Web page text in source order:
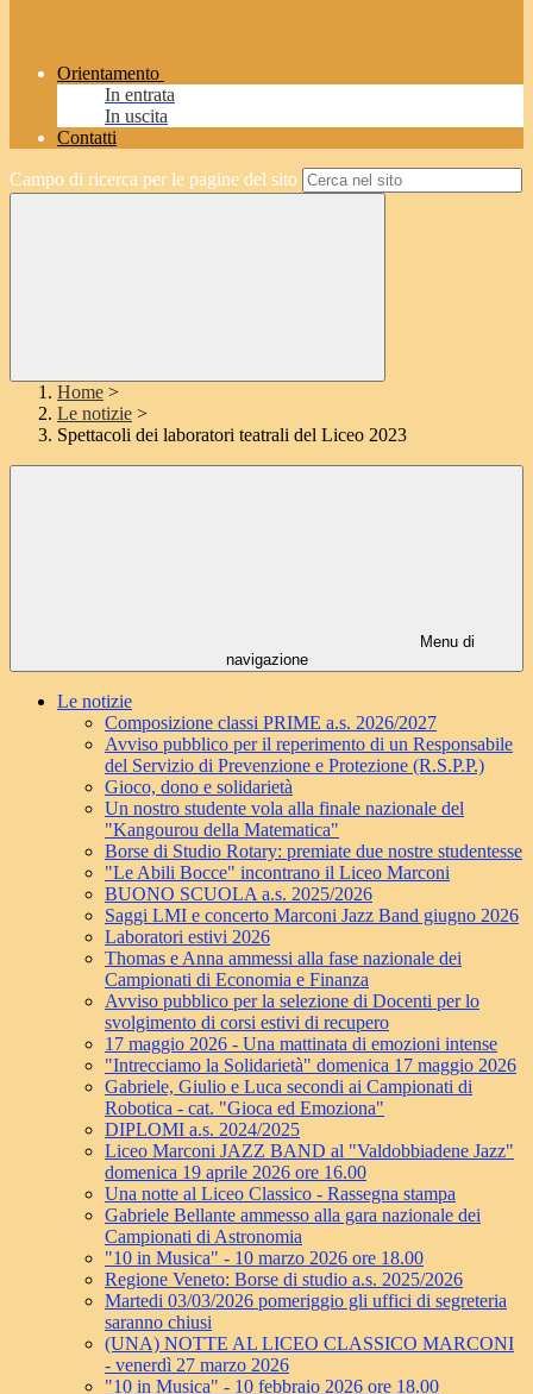
Orientamento
In entrata
In uscita
Contatti
Campo di ricerca per le pagine del sito
Home >
Le notizie >
Spettacoli dei laboratori teatrali del Liceo 2023
Menu di
navigazione
Le notizie
Composizione classi PRIME a.s. 2026/2027
Avviso pubblico per il reperimento di un Responsabile
del Servizio di Prevenzione e Protezione (R.S.P.P.)
Gioco, dono e solidarietà
Un nostro studente vola alla finale nazionale del
"Kangourou della Matematica"
Borse di Studio Rotary: premiate due nostre studentesse
"Le Abili Bocce" incontrano il Liceo Marconi
BUONO SCUOLA a.s. 2025/2026
Saggi LMI e concerto Marconi Jazz Band giugno 2026
Laboratori estivi 2026
Thomas e Anna ammessi alla fase nazionale dei
Campionati di Economia e Finanza
Avviso pubblico per la selezione di Docenti per lo
svolgimento di corsi estivi di recupero
17 maggio 2026 - Una mattinata di emozioni intense
"Intrecciamo la Solidarietà" domenica 17 maggio 2026
Gabriele, Giulio e Luca secondi ai Campionati di
Robotica - cat. "Gioca ed Emoziona"
DIPLOMI a.s. 2024/2025
Liceo Marconi JAZZ BAND al "Valdobbiadene Jazz"
domenica 19 aprile 2026 ore 16.00
Una notte al Liceo Classico - Rassegna stampa
Gabriele Bellante ammesso alla gara nazionale dei
Campionati di Astronomia
"10 in Musica" - 10 marzo 2026 ore 18.00
Regione Veneto: Borse di studio a.s. 2025/2026
Martedi 03/03/2026 pomeriggio gli uffici di segreteria
saranno chiusi
(UNA) NOTTE AL LICEO CLASSICO MARCONI
- venerdì 27 marzo 2026
"10 in Musica" - 10 febbraio 2026 ore 18.00